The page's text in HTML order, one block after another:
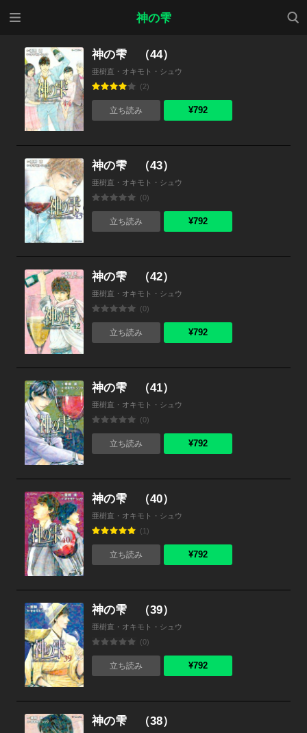
神の雫
検索
神の雫 （44）
亜樹直・オキモト・シュウ
(2)
立ち読み ¥792
神の雫 （43）
亜樹直・オキモト・シュウ
(0)
立ち読み ¥792
神の雫 （42）
亜樹直・オキモト・シュウ
(0)
立ち読み ¥792
神の雫 （41）
亜樹直・オキモト・シュウ
(0)
立ち読み ¥792
神の雫 （40）
亜樹直・オキモト・シュウ
(1)
立ち読み ¥792
神の雫 （39）
亜樹直・オキモト・シュウ
(0)
立ち読み ¥792
神の雫 （38）